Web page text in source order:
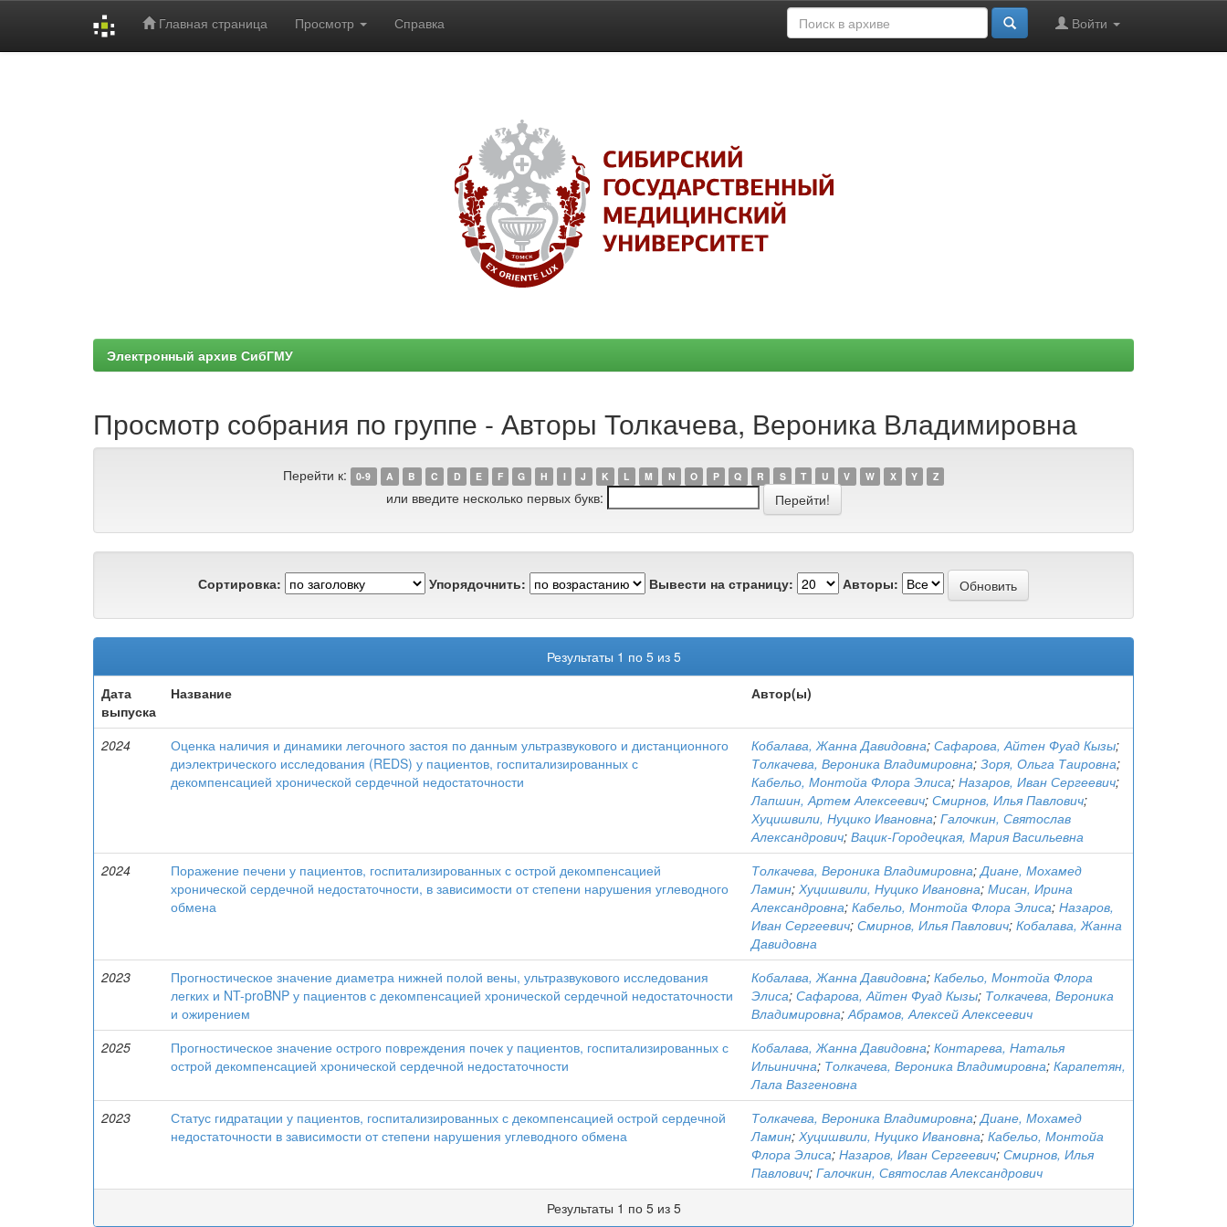
Главная страница Просмотр Справка Войти
Электронный архив СибГМУ
Просмотр собрания по группе - Авторы Толкачева, Вероника Владимировна
Перейти к: 0-9 A B C D E F G H I J K L M N O P Q R S T U V W X Y Z
или введите несколько первых букв:
Сортировка: Упорядочнить: Вывести на страницу: Авторы:
Результаты 1 по 5 из 5
Дата
выпуска
Название Автор(ы)
2024
Оценка наличия и динамики легочного застоя по данным ультразвукового и дистанционного
диэлектрического исследования (REDS) у пациентов, госпитализированных с
декомпенсацией хронической сердечной недостаточности
Кобалава, Жанна Давидовна; Сафарова, Айтен Фуад Кызы;
Толкачева, Вероника Владимировна; Зоря, Ольга Таировна;
Кабельо, Монтойа Флора Элиса; Назаров, Иван Сергеевич;
Лапшин, Артем Алексеевич; Смирнов, Илья Павлович;
Хуцишвили, Нуцико Ивановна; Галочкин, Святослав
Александрович; Вацик-Городецкая, Мария Васильевна
2024
Поражение печени у пациентов, госпитализированных с острой декомпенсацией
хронической сердечной недостаточности, в зависимости от степени нарушения углеводного
обмена
Толкачева, Вероника Владимировна;Диане, Мохамед
Ламин; Хуцишвили, Нуцико Ивановна; Мисан, Ирина
Александровна; Кабельо, Монтойа Флора Элиса; Назаров,
Иван Сергеевич; Смирнов, Илья Павлович; Кобалава, Жанна
Давидовна
2023
Прогностическое значение диаметра нижней полой вены, ультразвукового исследования
легких и NT-proBNP у пациентов с декомпенсацией хронической сердечной недостаточности
и ожирением
Кобалава, Жанна Давидовна; Кабельо, Монтойа Флора
Элиса; Сафарова, Айтен Фуад Кызы; Толкачева, Вероника
Владимировна;Абрамов, Алексей Алексеевич
2025
Прогностическое значение острого повреждения почек у пациентов, госпитализированных с
острой декомпенсацией хронической сердечной недостаточности
Кобалава, Жанна Давидовна; Контарева, Наталья
Ильинична; Толкачева, Вероника Владимировна; Карапетян,
Лала Вазгеновна
2023
Статус гидратации у пациентов, госпитализированных с декомпенсацией острой сердечной
недостаточности в зависимости от степени нарушения углеводного обмена
Толкачева, Вероника Владимировна;Диане, Мохамед
Ламин; Хуцишвили, Нуцико Ивановна; Кабельо, Монтойа
Флора Элиса; Назаров, Иван Сергеевич; Смирнов, Илья
Павлович; Галочкин, Святослав Александрович
Результаты 1 по 5 из 5